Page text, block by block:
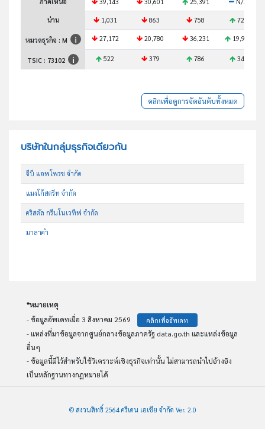
น่าน 1,031 863 758 729
หมวดธุรกิจ : M 27,172 20,780 36,231 19,998
TSIC : 73102 522 379 786 347
คลิกเพื่อดูการจัดอันดับทั้งหมด
บริษัทในกลุ่มธุรกิจเดียวกัน
จีบี แอพโพรช จำกัด
แมงโก้สตรีท จำกัด
คริสตัล กรีนโนเวทีฟ จำกัด
มาลาคำ
*หมายเหตุ
- ข้อมูลอัพเดทเมื่อ 3 สิงหาคม 2569
คลิกเพื่ออัพเดท
- แหล่งที่มาข้อมูลจากศูนย์กลางข้อมูลภาครัฐ data.go.th และแหล่งข้อมูล
อื่นๆ
- ข้อมูลนี้มีไว้สำหรับใช้วิเคราะห์เชิงธุรกิจเท่านั้น ไม่สามารถนำไปอ้างอิง
เป็นหลักฐานทางกฏหมายได้
© สงวนสิทธิ์ 2564 ครีเดน เอเชีย จำกัด Ver. 2.0